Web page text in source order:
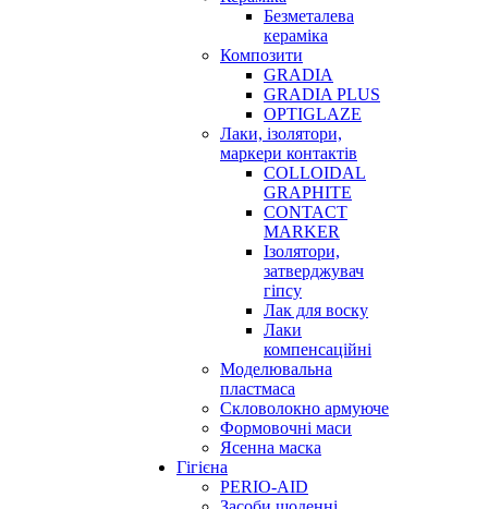
Безметалева
кераміка
Композити
GRADIA
GRADIA PLUS
OPTIGLAZE
Лаки, ізолятори,
маркери контактів
COLLOIDAL
GRAPHITE
CONTACT
MARKER
Ізолятори,
затверджувач
гіпсу
Лак для воску
Лаки
компенсаційні
Моделювальна
пластмаса
Скловолокно армуюче
Формовочні маси
Ясенна маска
Гігієна
PERIO-AID